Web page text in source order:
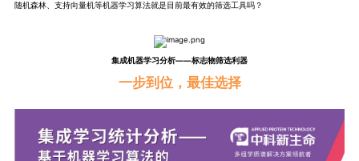
随机森林、支持向量机等机器学习算法就是目前最有效的筛选工具吗？
集成机器学习分析——标志物筛选利器
一步到位，最佳选择